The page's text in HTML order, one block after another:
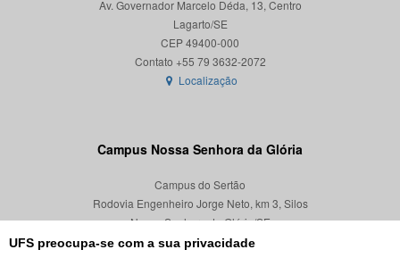
UFS preocupa-se com a sua privacidade
Av. Governador Marcelo Déda, 13, Centro
Lagarto/SE
CEP 49400-000
Localização
Campus Nossa Senhora da Glória
Campus do Sertão
Rodovia Engenheiro Jorge Neto, km 3, Silos
Nossa Senhora da Glória/SE
CEP 49680-000